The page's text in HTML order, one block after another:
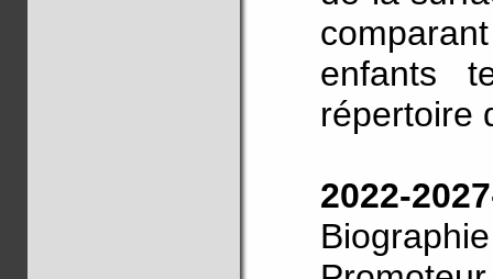
enfants
répertoire
2022-